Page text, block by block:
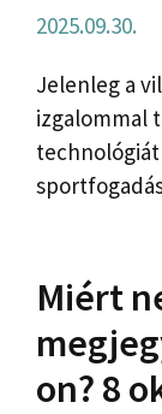
2025.09.30.
Jelenleg a
izgalommal
Miért
on? 8